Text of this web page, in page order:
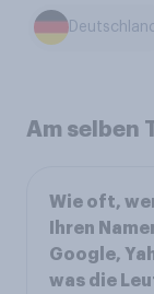
Deutschland
Am selben
Wie oft,
Ihren
Google,
was die